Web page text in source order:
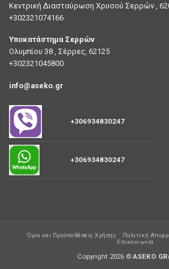
Κεντρική Διασταύρωση Χρυσού Σερρών ,
+302321074166
Υποκατάστημα Σερρών
Ολυμπίου 38 , Σέρρες, 62125
+302321045800
info@aseko.gr
+306934830247
+306934830247
Όροι και Προϋποθέσεις Χρήσης Πολιτική
Επικοινωνία
Copyright 2026 ©ASEKO